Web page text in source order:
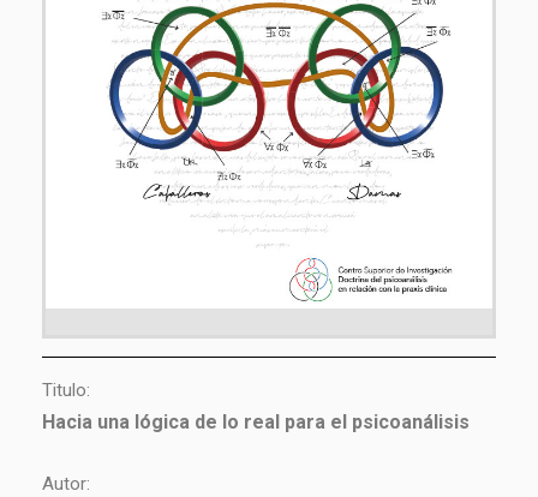
Titulo:
Hacia una lógica de lo real para el psicoanálisis
Autor: